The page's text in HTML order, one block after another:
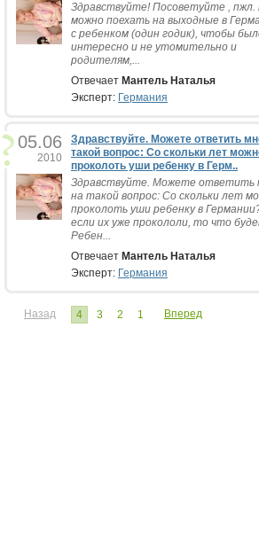
Здравствуйте! Посоветуйте , пжл.
можно поехать на выходные в
с ребенком (один годик), чтобы
интересно и не утомительно и
родителям,...
Отвечает Мантель Наталья
Эксперт: Германия
05.06
2010
Здравствуйте. Можете ответить
такой вопрос: Со скольки лет
проколоть уши ребенку в Герм..
Здравствуйте. Можете ответить
на такой вопрос: Со скольки лет
проколоть уши ребенку в
если их уже прокололи, то что
Ребен...
Отвечает Мантель Наталья
Эксперт: Германия
Назад 4 3 2 1 Вперед